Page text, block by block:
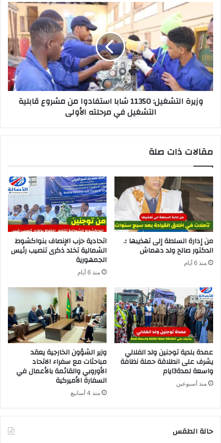
وزيرة التشغيل: 11350 شابا استفادوا من مشروع قابلية
التشغيل في مرحلته الأولى
مقالات ذات صلة
من إدارة السلطة إلى تهذيبها ؛.
الدكتور صالح ولد دهماش
منذ 6 أيام
اتحادية حزب الإنصاف بنواكشوط
الشمالية تخلد ذكرى تنصيب رئيس
الجمهورية
منذ 6 أيام
عمدة بلدية توجنين ولد الفلالي
يشرف على انطلاقة حملة نظافة
واسعة لمدة3ايام
منذ أسبوعين
وزير الشؤون الخارجية يعقد
مباحثات مع سفراء الاتحاد
الأوروبي والقائمة بالأعمال في
السفارة الأميركية
منذ 4 أسابيع
حالة الطقس